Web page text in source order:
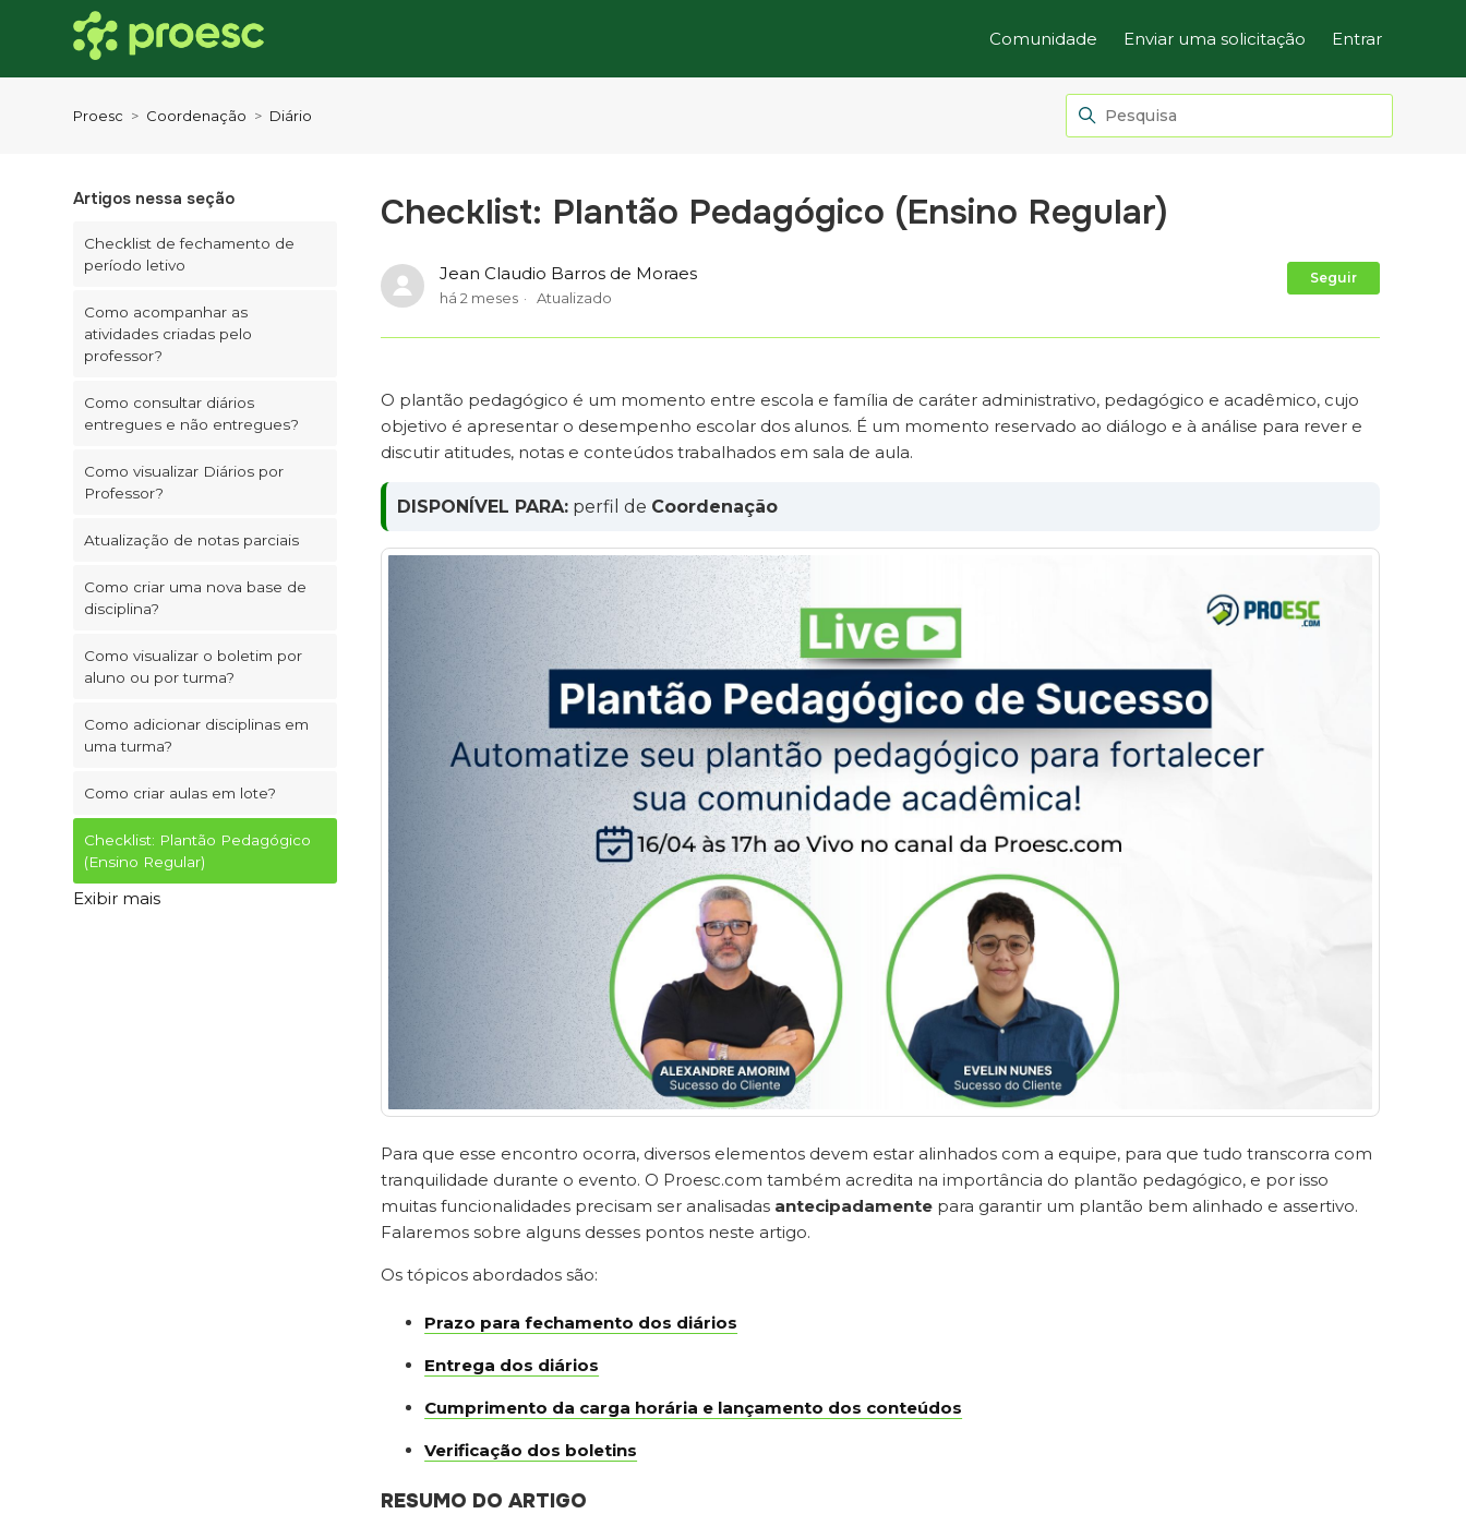
Comunidade Enviar uma solicitação Entrar
Proesc Coordenação Diário
Artigos nessa seção
Checklist de fechamento de
período letivo
Como acompanhar as
atividades criadas pelo
professor?
Como consultar diários
entregues e não entregues?
Como visualizar Diários por
Professor?
Atualização de notas parciais
Como criar uma nova base de
disciplina?
Como visualizar o boletim por
aluno ou por turma?
Como adicionar disciplinas em
uma turma?
Como criar aulas em lote?
Checklist: Plantão Pedagógico
(Ensino Regular)
Exibir mais
Checklist: Plantão Pedagógico (Ensino Regular)
Jean Claudio Barros de Moraes
há 2 meses Atualizado
Seguir
O plantão pedagógico é um momento entre escola e família de caráter administrativo, pedagógico e acadêmico, cujo
objetivo é apresentar o desempenho escolar dos alunos. É um momento reservado ao diálogo e à análise para rever e
discutir atitudes, notas e conteúdos trabalhados em sala de aula.
DISPONÍVEL PARA: perfil de Coordenação
Para que esse encontro ocorra, diversos elementos devem estar alinhados com a equipe, para que tudo transcorra com
tranquilidade durante o evento. O Proesc.com também acredita na importância do plantão pedagógico, e por isso
muitas funcionalidades precisam ser analisadas antecipadamente para garantir um plantão bem alinhado e assertivo.
Falaremos sobre alguns desses pontos neste artigo.
Os tópicos abordados são:
Prazo para fechamento dos diários
Entrega dos diários
Cumprimento da carga horária e lançamento dos conteúdos
Verificação dos boletins
RESUMO DO ARTIGO